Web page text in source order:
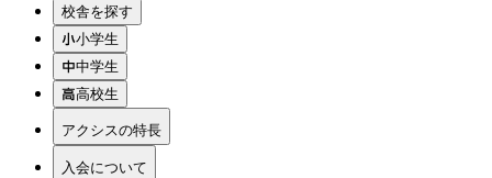
校舎を探す
小学生
中学生
高校生
アクシスの特長
入会について